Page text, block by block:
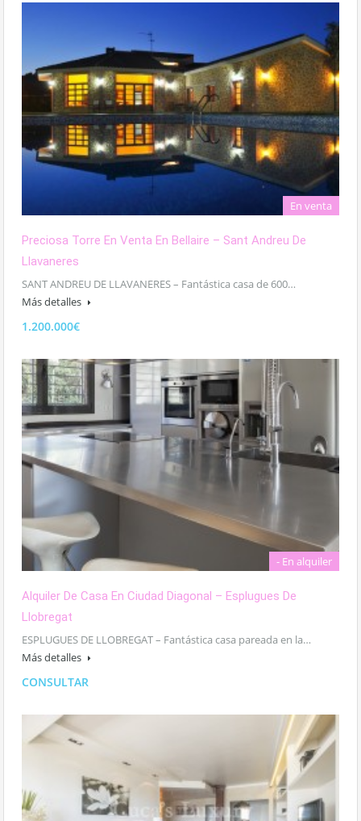
En venta
Preciosa Torre En Venta En Bellaire – Sant Andreu De
Llavaneres
SANT ANDREU DE LLAVANERES – Fantástica casa de 600…
Más detalles
1.200.000€
- En alquiler
Alquiler De Casa En Ciudad Diagonal – Esplugues De
Llobregat
ESPLUGUES DE LLOBREGAT – Fantástica casa pareada en la…
Más detalles
CONSULTAR